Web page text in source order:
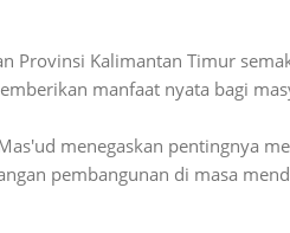
Provinsi Kalimantan Timur
manfaat nyata bagi
menegaskan pentingnya
pembangunan di masa